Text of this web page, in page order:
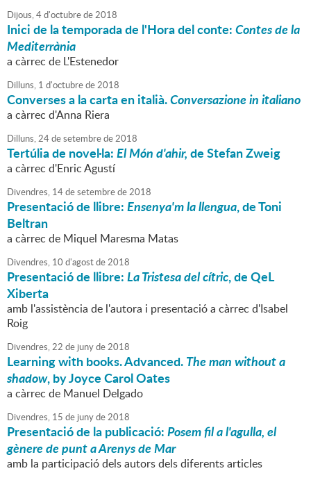
Dijous,4d'octubrede2018
Inici de la temporada de l'Hora del conte:Contes de la
Mediterrània
a càrrec de L'Estenedor
Dilluns, 1 d'octubrede2018
Converses a la carta en italià.Conversazione in italiano
a càrrec d'Anna Riera
Dilluns,24desetembrede2018
Tertúlia de novel·la:El Món d'ahir,de Stefan Zweig
a càrrec d'Enric Agustí
Divendres, 14desetembrede2018
Presentació de llibre:Ensenya'm la llengua, de Toni
Beltran
a càrrec de Miquel Maresma Matas
Divendres, 10 d'agostde2018
Presentació de llibre:La Tristesa del cítric, de QeL
Xiberta
amb l'assistència de l'autora i presentació a càrrec d'Isabel
Roig
Divendres,22 de junyde2018
Learning with books. Advanced.The man without a
shadow, by Joyce Carol Oates
a càrrec de Manuel Delgado
Divendres, 15 de junyde2018
Presentació de la publicació:Posem fil a l'agulla, el
gènere de punt a Arenys de Mar
amb la participació dels autors dels diferents articles